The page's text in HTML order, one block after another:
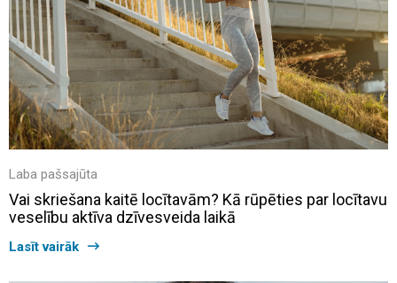
Laba pašsajūta
Vai skriešana kaitē locītavām? Kā rūpēties par locītavu
veselību aktīva dzīvesveida laikā
Lasīt vairāk